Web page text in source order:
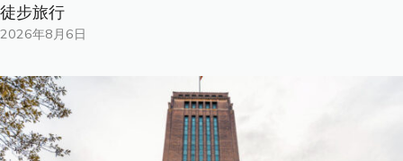
徒步旅行
2026年8月6日